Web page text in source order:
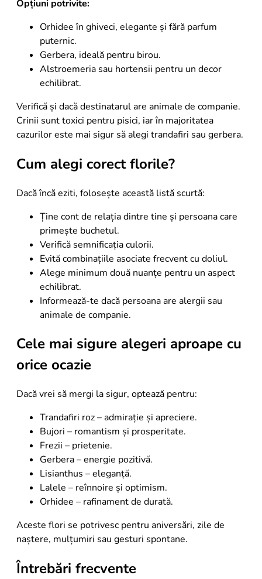
Opțiuni potrivite:
Orhidee în ghiveci, elegante și fără parfum
puternic.
Gerbera, ideală pentru birou.
Alstroemeria sau hortensii pentru un decor
echilibrat.
Verifică și dacă destinatarul are animale de companie.
Crinii sunt toxici pentru pisici, iar în majoritatea
cazurilor este mai sigur să alegi trandafiri sau gerbera.
Cum alegi corect florile?
Dacă încă eziti, folosește această listă scurtă:
Ține cont de relația dintre tine și persoana care
primește buchetul.
Verifică semnificația culorii.
Evită combinațiile asociate frecvent cu doliul.
Alege minimum două nuanțe pentru un aspect
echilibrat.
Informează-te dacă persoana are alergii sau
animale de companie.
Cele mai sigure alegeri aproape cu
orice ocazie
Dacă vrei să mergi la sigur, optează pentru:
Trandafiri roz – admirație și apreciere.
Bujori – romantism și prosperitate.
Frezii – prietenie.
Gerbera – energie pozitivă.
Lisianthus – eleganță.
Lalele – reînnoire și optimism.
Orhidee – rafinament de durată.
Aceste flori se potrivesc pentru aniversări, zile de
naștere, mulțumiri sau gesturi spontane.
Întrebări frecvente